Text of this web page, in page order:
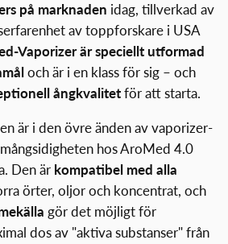
på marknaden idag, tillverkad av
av toppforskare i USA
Vaporizer är speciellt utformad
och är i en klass för sig – och
ångkvalitetför att starta.
är i den övre änden av vaporizer-
hos AroMed 4.0
Den är kompatibel med alla
örter, oljor och koncentrat, och
gör det möjligt för
dos av "aktiva substanser" från